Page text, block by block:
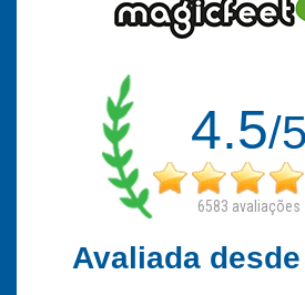
4.5/5
6583 avaliações
Avaliada